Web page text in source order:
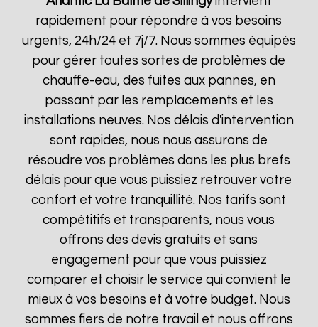
rapidement pour répondre à vos besoins
urgents, 24h/24 et 7j/7. Nous sommes équipés
pour gérer toutes sortes de problèmes de
chauffe-eau, des fuites aux pannes, en
passant par les remplacements et les
installations neuves. Nos délais d'intervention
sont rapides, nous nous assurons de
résoudre vos problèmes dans les plus brefs
délais pour que vous puissiez retrouver votre
confort et votre tranquillité. Nos tarifs sont
compétitifs et transparents, nous vous
offrons des devis gratuits et sans
engagement pour que vous puissiez
comparer et choisir le service qui convient le
mieux à vos besoins et à votre budget. Nous
sommes fiers de notre travail et nous offrons